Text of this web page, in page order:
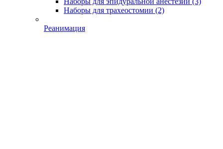
Наборы для трахеостомии (2)
Реанимация